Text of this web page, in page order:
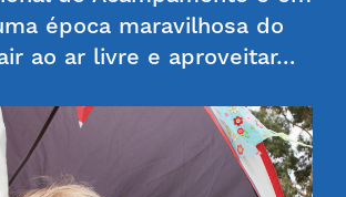
época maravilhosa do
ao ar livre e aproveitar…